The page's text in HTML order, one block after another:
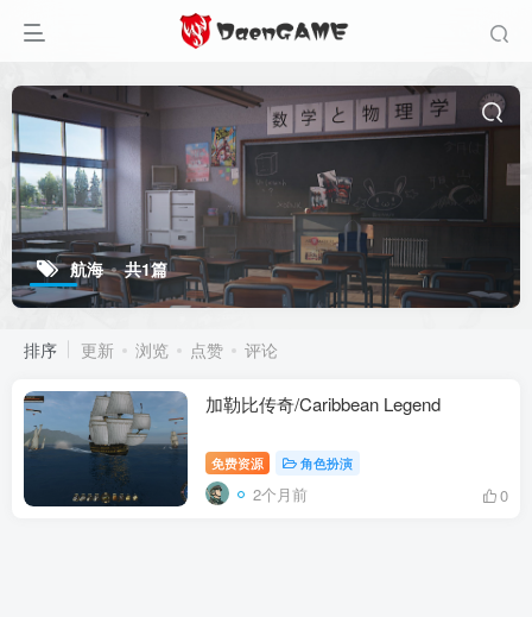
航海 共1篇
排序 更新 浏览 点赞 评论
加勒比传奇/Caribbean Legend
免费资源 角色扮演
2个月前 0